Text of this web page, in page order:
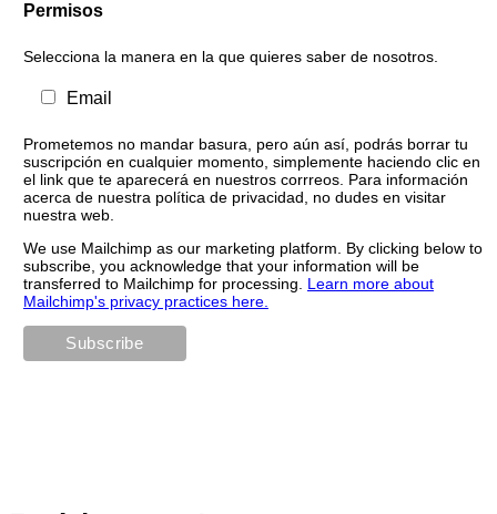
Permisos
Selecciona la manera en la que quieres saber de nosotros.
Email
Prometemos no mandar basura, pero aún así, podrás borrar tu
suscripción en cualquier momento, simplemente haciendo clic en
el link que te aparecerá en nuestros corrreos. Para información
acerca de nuestra política de privacidad, no dudes en visitar
nuestra web.
We use Mailchimp as our marketing platform. By clicking below to
subscribe, you acknowledge that your information will be
transferred to Mailchimp for processing. Learn more about
Mailchimp's privacy practices here.